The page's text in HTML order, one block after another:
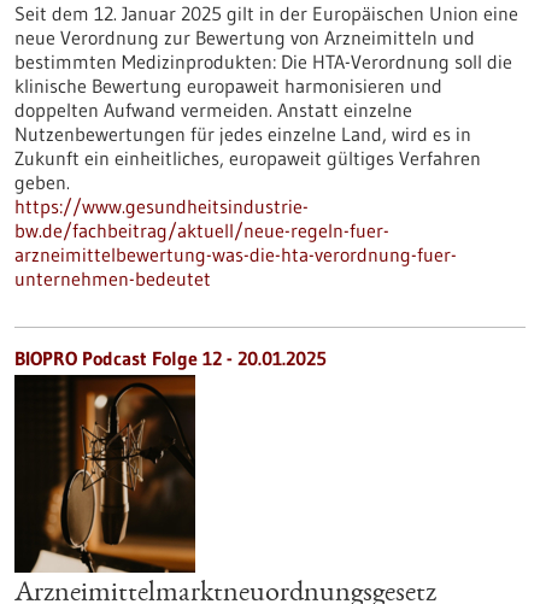
Seit dem 12. Januar 2025 gilt in der Europäischen Union eine
neue Verordnung zur Bewertung von Arzneimitteln und
bestimmten Medizinprodukten: Die HTA-Verordnung soll die
klinische Bewertung europaweit harmonisieren und
doppelten Aufwand vermeiden. Anstatt einzelne
Nutzenbewertungen für jedes einzelne Land, wird es in
Zukunft ein einheitliches, europaweit gültiges Verfahren
geben.
https://www.gesundheitsindustrie-
bw.de/fachbeitrag/aktuell/neue-regeln-fuer-
arzneimittelbewertung-was-die-hta-verordnung-fuer-
unternehmen-bedeutet
BIOPRO Podcast Folge 12 - 20.01.2025
Arzneimittelmarktneuordnungsgesetz